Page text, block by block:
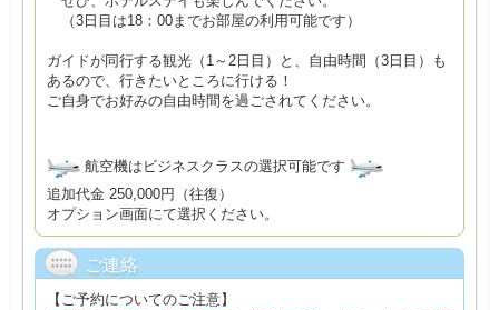
（3日目は18：00までお部屋の利用可能です）
ガイドが同行する観光（1～2日目）と、自由時間（3日目）も
あるので、行きたいところに行ける！
ご自身でお好みの自由時間を過ごされてください。
航空機はビジネスクラスの選択可能です
追加代金 250,000円（往復）
オプション画面にて選択ください。
ご連絡
【ご予約についてのご注意】